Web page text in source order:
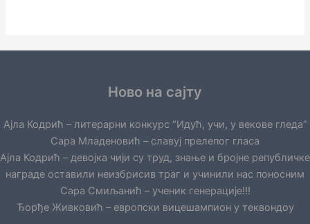
Ново на сајту
Ајла Кодрић – литерарни конкурс “Идућ, учи, у векове гледа”
Сара Младеновић – славуј прелепог гласа
Ајла Кодрић – девојка чији су труд, знање и бројне републичке
награде оставили неизбрисив траг и учинили нас поносним
Сара Смиљанић – ученик генерације!!!
Ђорђе Живковић – европски вицешампион у теквондоу